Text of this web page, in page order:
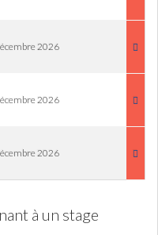
2026
2026
2026
à un stage